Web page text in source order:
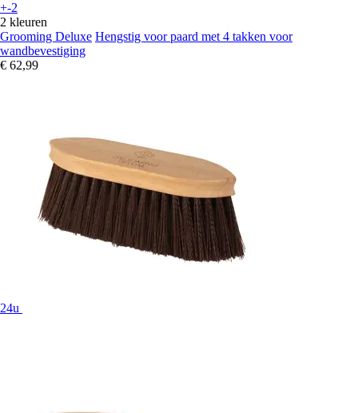
+-2
2 kleuren
Grooming Deluxe Hengstig voor paard met 4 takken voor
wandbevestiging
€ 62,99
24u